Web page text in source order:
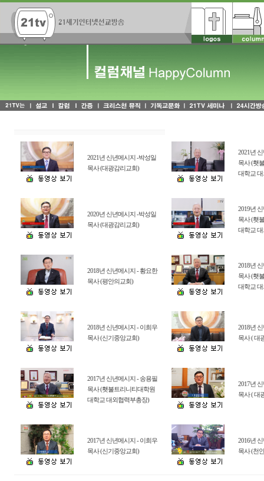
2021년 신년메시지 -박성일
목사 (대광감리교회)
2021년
목사 (횃
대학교
2020년 신년메시지 -박성일
목사 (대광감리교회)
2019년
목사 (횃
대학교
2018년 신년메시지 - 황요한
목사 (평안의교회)
2018년
목사 (횃
대학교
2018년 신년메시지 - 이희우
목사 (신기중앙교회)
2018년
목사 ( 대
2017년 신년메시지 - 송용필
목사 (횃불트리니티대학원
대학교 대외협력부총장)
2017년
목사 ( 대
2017년 신년메시지 - 이희우
목사 (신기중앙교회)
2016년
목사 (천